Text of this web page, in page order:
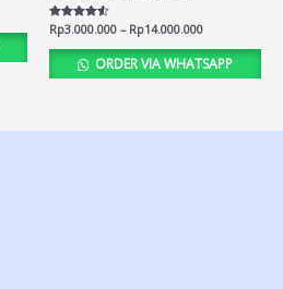
Rated
4.51
out of 5
Rp3.000.000 – Rp14.000.000
ORDER VIA WHATSAPP